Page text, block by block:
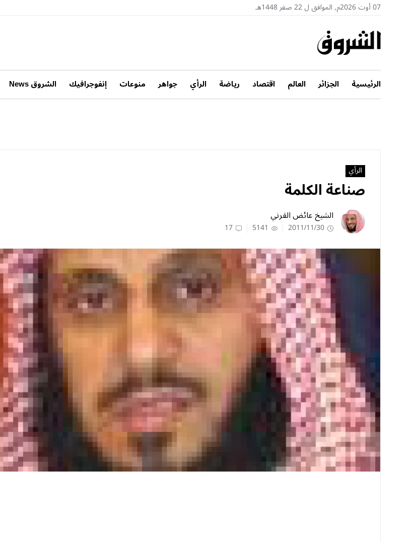
07 أوت 2026م, الموافق ل 22 صفر 1448هـ
الرئيسية الجزائر العالم اقتصاد رياضة الرأي جواهر منوعات إنفوجرافيك الشروق News
الرأي
صناعة‭ ‬الكلمة
الشيخ عائض القرني
2011/11/30
5141
17